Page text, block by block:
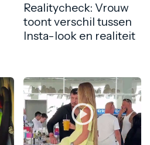
Realitycheck: Vrouw
toont verschil tussen
Insta-look en realiteit